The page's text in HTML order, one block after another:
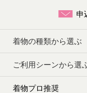
申
着物の種類から選ぶ
ご利用シーンから選
着物プロ推奨